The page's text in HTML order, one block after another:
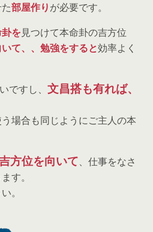
部屋作りが必要です。
を見つけて本命卦の吉方位
て、、勉強をすると効率よく
ですし、 文昌搭も有れば、
場合も同じようにご主人の本
方位を向いて、仕事をなさ
す。
。